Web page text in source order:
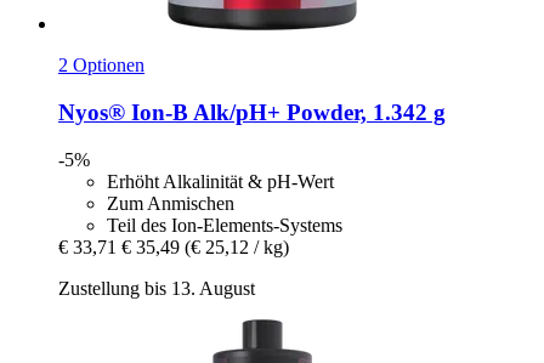
2 Optionen
Nyos® Ion-​B Alk/pH+ Powder, 1.342 g
-5%
Erhöht Alkalinität & pH-Wert
Zum Anmischen
Teil des Ion-Elements-Systems
€ 33,71 € 35,49 (€ 25,12 / kg)
Zustellung bis 13. August